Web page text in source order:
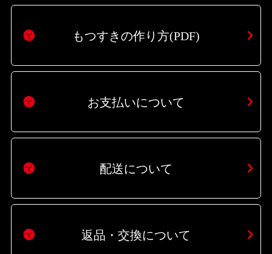
もつすきの作り方(PDF)
お支払いについて
配送について
返品・交換について